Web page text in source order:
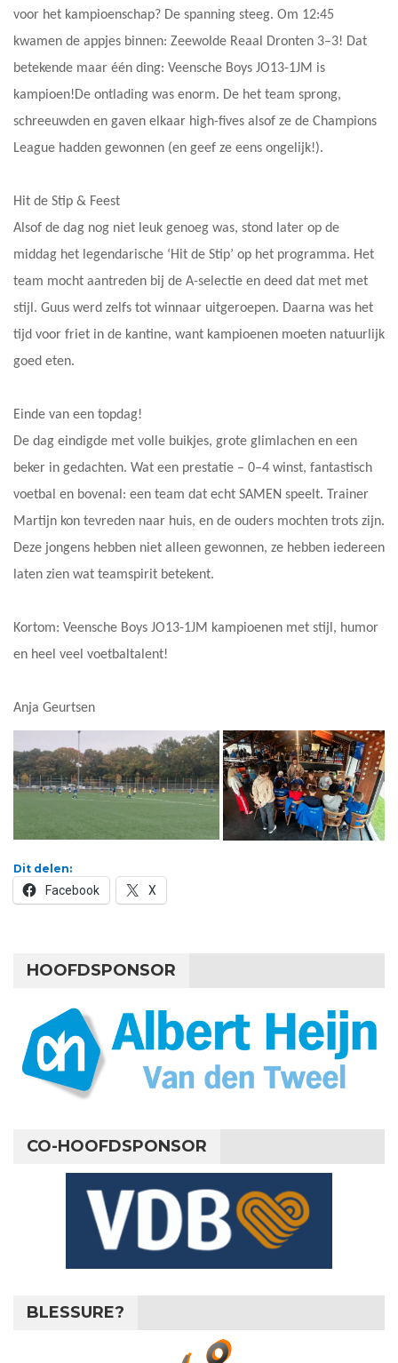
voor het kampioenschap? De spanning steeg. Om 12:45
kwamen de appjes binnen: Zeewolde Reaal Dronten 3–3! Dat
betekende maar één ding: Veensche Boys JO13-1JM is
kampioen!De ontlading was enorm. De het team sprong,
schreeuwden en gaven elkaar high-fives alsof ze de Champions
League hadden gewonnen (en geef ze eens ongelijk!).
Hit de Stip & Feest
Alsof de dag nog niet leuk genoeg was, stond later op de
middag het legendarische ‘Hit de Stip’ op het programma. Het
team mocht aantreden bij de A-selectie en deed dat met met
stijl. Guus werd zelfs tot winnaar uitgeroepen. Daarna was het
tijd voor friet in de kantine, want kampioenen moeten natuurlijk
goed eten.
Einde van een topdag!
De dag eindigde met volle buikjes, grote glimlachen en een
beker in gedachten. Wat een prestatie – 0–4 winst, fantastisch
voetbal en bovenal: een team dat echt SAMEN speelt. Trainer
Martijn kon tevreden naar huis, en de ouders mochten trots zijn.
Deze jongens hebben niet alleen gewonnen, ze hebben iedereen
laten zien wat teamspirit betekent.
Kortom: Veensche Boys JO13-1JM kampioenen met stijl, humor
en heel veel voetbaltalent!
Anja Geurtsen
Dit delen:
Facebook X
HOOFDSPONSOR
CO-HOOFDSPONSOR
BLESSURE?